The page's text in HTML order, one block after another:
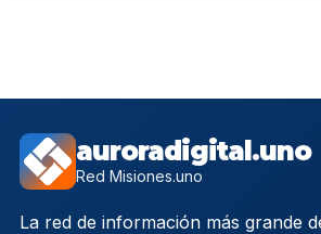
auroradigital.uno
Red Misiones.uno
La red de información más grande